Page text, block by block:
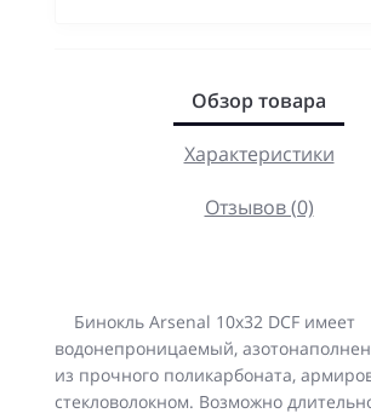
Обзор товара
Характеристики
Отзывов (0)
Бинокль Arsenal 10х32 DCF имеет
водонепроницаемый,
из прочного поликарбоната,
стекловолокном. Возможно